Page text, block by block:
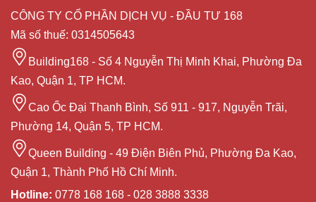
CÔNG TY CỔ PHẦN DỊCH VỤ - ĐẦU TƯ 168
Mã số thuế: 0314505643
Building168 - Số 4 Nguyễn Thị Minh Khai, Phường Đa
Kao, Quận 1, TP HCM.
Cao Ốc Đại Thanh Bình, Số 911 - 917, Nguyễn Trãi,
Phường 14, Quận 5, TP HCM.
Queen Building - 49 Điện Biên Phủ, Phường Đa Kao,
Quận 1, Thành Phố Hồ Chí Minh.
Hotline: 0778 168 168 - 028 3888 3338